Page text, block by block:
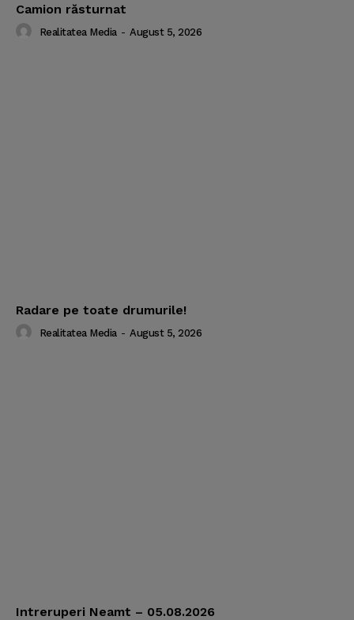
Camion răsturnat
Realitatea Media - August 5, 2026
Radare pe toate drumurile!
Realitatea Media - August 5, 2026
Intreruperi Neamt – 05.08.2026